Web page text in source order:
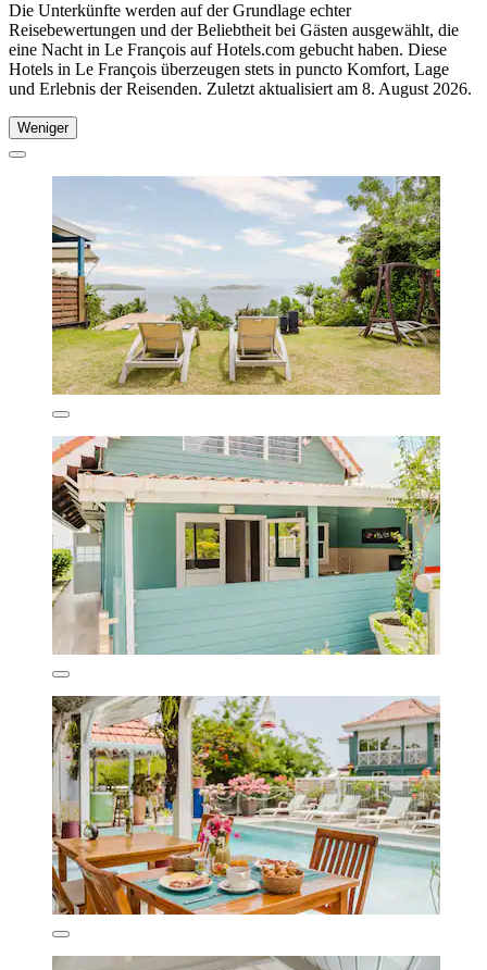
Die Unterkünfte werden auf der Grundlage echter
Reisebewertungen und der Beliebtheit bei Gästen ausgewählt, die
eine Nacht in Le François auf Hotels.com gebucht haben. Diese
Hotels in Le François überzeugen stets in puncto Komfort, Lage
und Erlebnis der Reisenden. Zuletzt aktualisiert am 8. August 2026.
Weniger